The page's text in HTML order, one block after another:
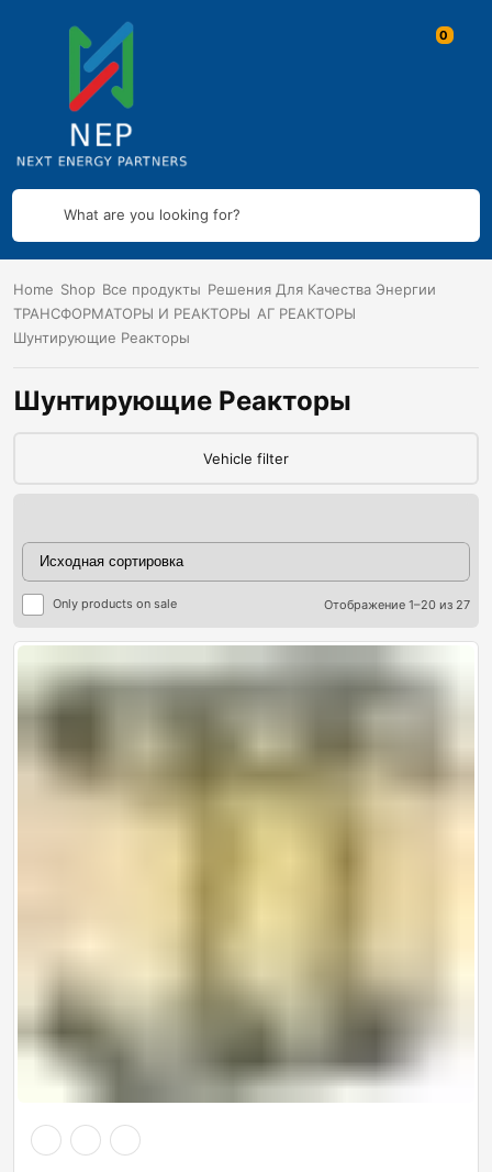
What are you looking for?
Home Shop Все продукты Решения Для Качества Энергии
ТРАНСФОРМАТОРЫ И РЕАКТОРЫ АГ РЕАКТОРЫ
Шунтирующие Реакторы
Шунтирующие Реакторы
Vehicle filter
Only products on sale Отображение 1–20 из 27